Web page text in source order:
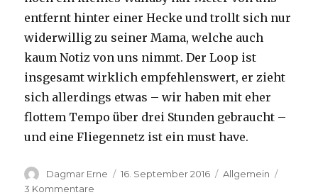
entfernt hinter einer Hecke und trollt sich nur
widerwillig zu seiner Mama, welche auch
kaum Notiz von uns nimmt. Der Loop ist
insgesamt wirklich empfehlenswert, er zieht
sich allerdings etwas – wir haben mit eher
flottem Tempo über drei Stunden gebraucht –
und eine Fliegennetz ist ein must have.
Autor
Dagmar Erne
Veröffentlicht
16. September 2016 Kategorien
Allgemein
3 Kommentare